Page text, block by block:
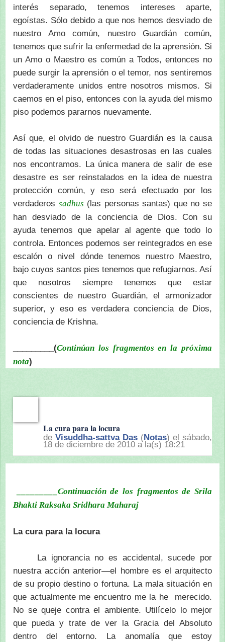
interés separado, tenemos intereses aparte,
egoístas. Sólo debido a que nos hemos desviado de
nuestro Amo común, nuestro Guardián común,
tenemos que sufrir la enfermedad de la aprensión. Si
un Amo o Maestro es común a Todos, entonces no
puede surgir la aprensión o el temor, nos sentiremos
verdaderamente unidos entre nosotros mismos. Si
caemos en el piso, entonces con la ayuda del mismo
piso podemos pararnos nuevamente.
Así que, el olvido de nuestro Guardián es la causa
de todas las situaciones desastrosas en las cuales
nos encontramos. La única manera de salir de ese
desastre es ser reinstalados en la idea de nuestra
protección común, y eso será efectuado por los
verdaderos sadhus (las personas santas) que no se
han desviado de la conciencia de Dios. Con su
ayuda tenemos que apelar al agente que todo lo
controla. Entonces podemos ser reintegrados en ese
escalón o nivel dónde tenemos nuestro Maestro,
bajo cuyos santos pies tenemos que refugiarnos. Así
que nosotros siempre tenemos que estar
conscientes de nuestro Guardián, el armonizador
superior, y eso es verdadera conciencia de Dios,
conciencia de Krishna.
_________(Continúan los fragmentos en la próxima
nota)
La cura para la locura
de Visuddha-sattva Das (Notas) el sábado,
18 de diciembre de 2010 a la(s) 18:21
_________Continuación de los fragmentos de Srila
Bhakti Raksaka Sridhara Maharaj
La cura para la locura
La ignorancia no es accidental, sucede por
nuestra acción anterior—el hombre es el arquitecto
de su propio destino o fortuna. La mala situación en
que actualmente me encuentro me la he merecido.
No se queje contra el ambiente. Utilícelo lo mejor
que pueda y trate de ver la Gracia del Absoluto
dentro del entorno. La anomalía que estoy